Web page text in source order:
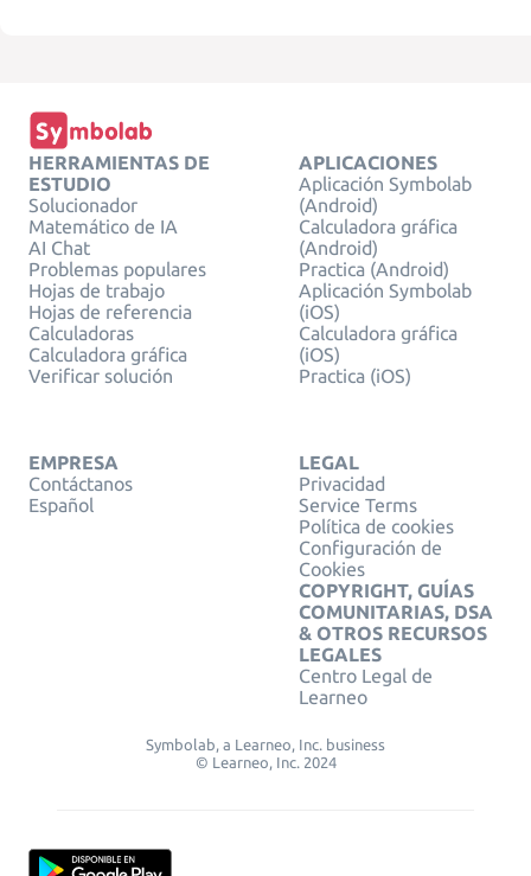
HERRAMIENTAS DE
ESTUDIO
Solucionador
Matemático de IA
AI Chat
Problemas populares
Hojas de trabajo
Hojas de referencia
Calculadoras
Calculadora gráfica
Verificar solución
APLICACIONES
Aplicación Symbolab
(Android)
Calculadora gráfica
(Android)
Practica (Android)
Aplicación Symbolab
(iOS)
Calculadora gráfica
(iOS)
Practica (iOS)
EMPRESA
Contáctanos
Español
LEGAL
Privacidad
Service Terms
Política de cookies
Configuración de
Cookies
COPYRIGHT, GUÍAS
COMUNITARIAS, DSA
& OTROS RECURSOS
LEGALES
Centro Legal de
Learneo
Symbolab, a Learneo, Inc. business
© Learneo, Inc. 2024